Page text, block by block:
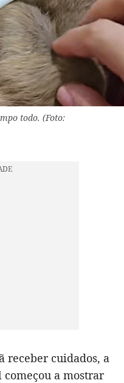
todo. (Foto:
receber cuidados, a
a mostrar